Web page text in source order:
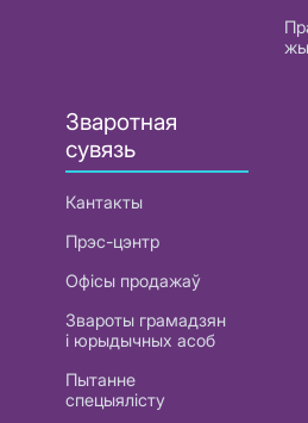
Зваротная
сувязь
Кантакты
Прэс-цэнтр
Офісы продажаў
Звароты грамадзян
і юрыдычных асоб
Пытанне
спецыялісту